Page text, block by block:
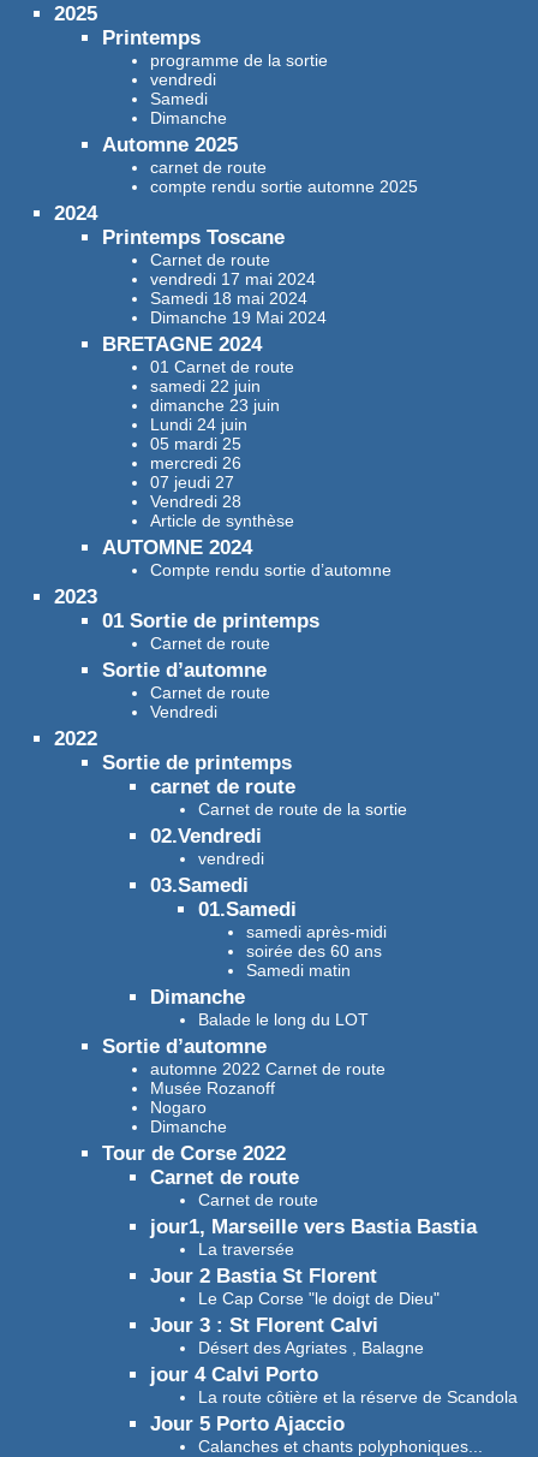
2025
Printemps
programme de la sortie
vendredi
Samedi
Dimanche
Automne 2025
carnet de route
compte rendu sortie automne 2025
2024
Printemps Toscane
Carnet de route
vendredi 17 mai 2024
Samedi 18 mai 2024
Dimanche 19 Mai 2024
BRETAGNE 2024
01 Carnet de route
samedi 22 juin
dimanche 23 juin
Lundi 24 juin
05 mardi 25
mercredi 26
07 jeudi 27
Vendredi 28
Article de synthèse
AUTOMNE 2024
Compte rendu sortie d’automne
2023
01 Sortie de printemps
Carnet de route
Sortie d’automne
Carnet de route
Vendredi
2022
Sortie de printemps
carnet de route
Carnet de route de la sortie
02.Vendredi
vendredi
03.Samedi
01.Samedi
samedi après-midi
soirée des 60 ans
Samedi matin
Dimanche
Balade le long du LOT
Sortie d’automne
automne 2022 Carnet de route
Musée Rozanoff
Nogaro
Dimanche
Tour de Corse 2022
Carnet de route
Carnet de route
jour1, Marseille vers Bastia Bastia
La traversée
Jour 2 Bastia St Florent
Le Cap Corse "le doigt de Dieu"
Jour 3 : St Florent Calvi
Désert des Agriates , Balagne
jour 4 Calvi Porto
La route côtière et la réserve de Scandola
Jour 5 Porto Ajaccio
Calanches et chants polyphoniques...